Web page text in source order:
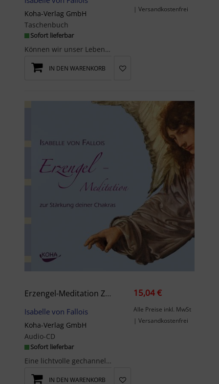
Koha-Verlag GmbH
Taschenbuch
Sofort lieferbar
Können wir unser Leben in 28 Tagen verändern? Ja, absolut.Studien haben gezeigt, dass es 21 bis 2...
| Versandkostenfrei
IN DEN WARENKORB
Erzengel-Meditation Zur Stärkung Deiner Chakras
Isabelle von Fallois
Koha-Verlag GmbH
Audio-CD
Sofort lieferbar
Eine lichtvolle gechannelte Meditation entführt Sie in die Sphären der Erzengel. Jedes Ihrer Chak...
15,04 €
Alle Preise inkl. MwSt
| Versandkostenfrei
IN DEN WARENKORB